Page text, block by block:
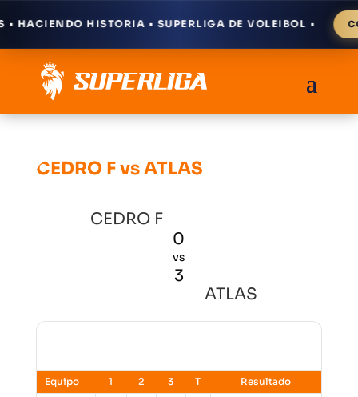
HISTORIA • SUPERLIGA DE VOLEIBOL •
CEDRO F vs ATLAS
CEDRO F
0
vs
3
ATLAS
Equipo 1 2 3 T Resultado